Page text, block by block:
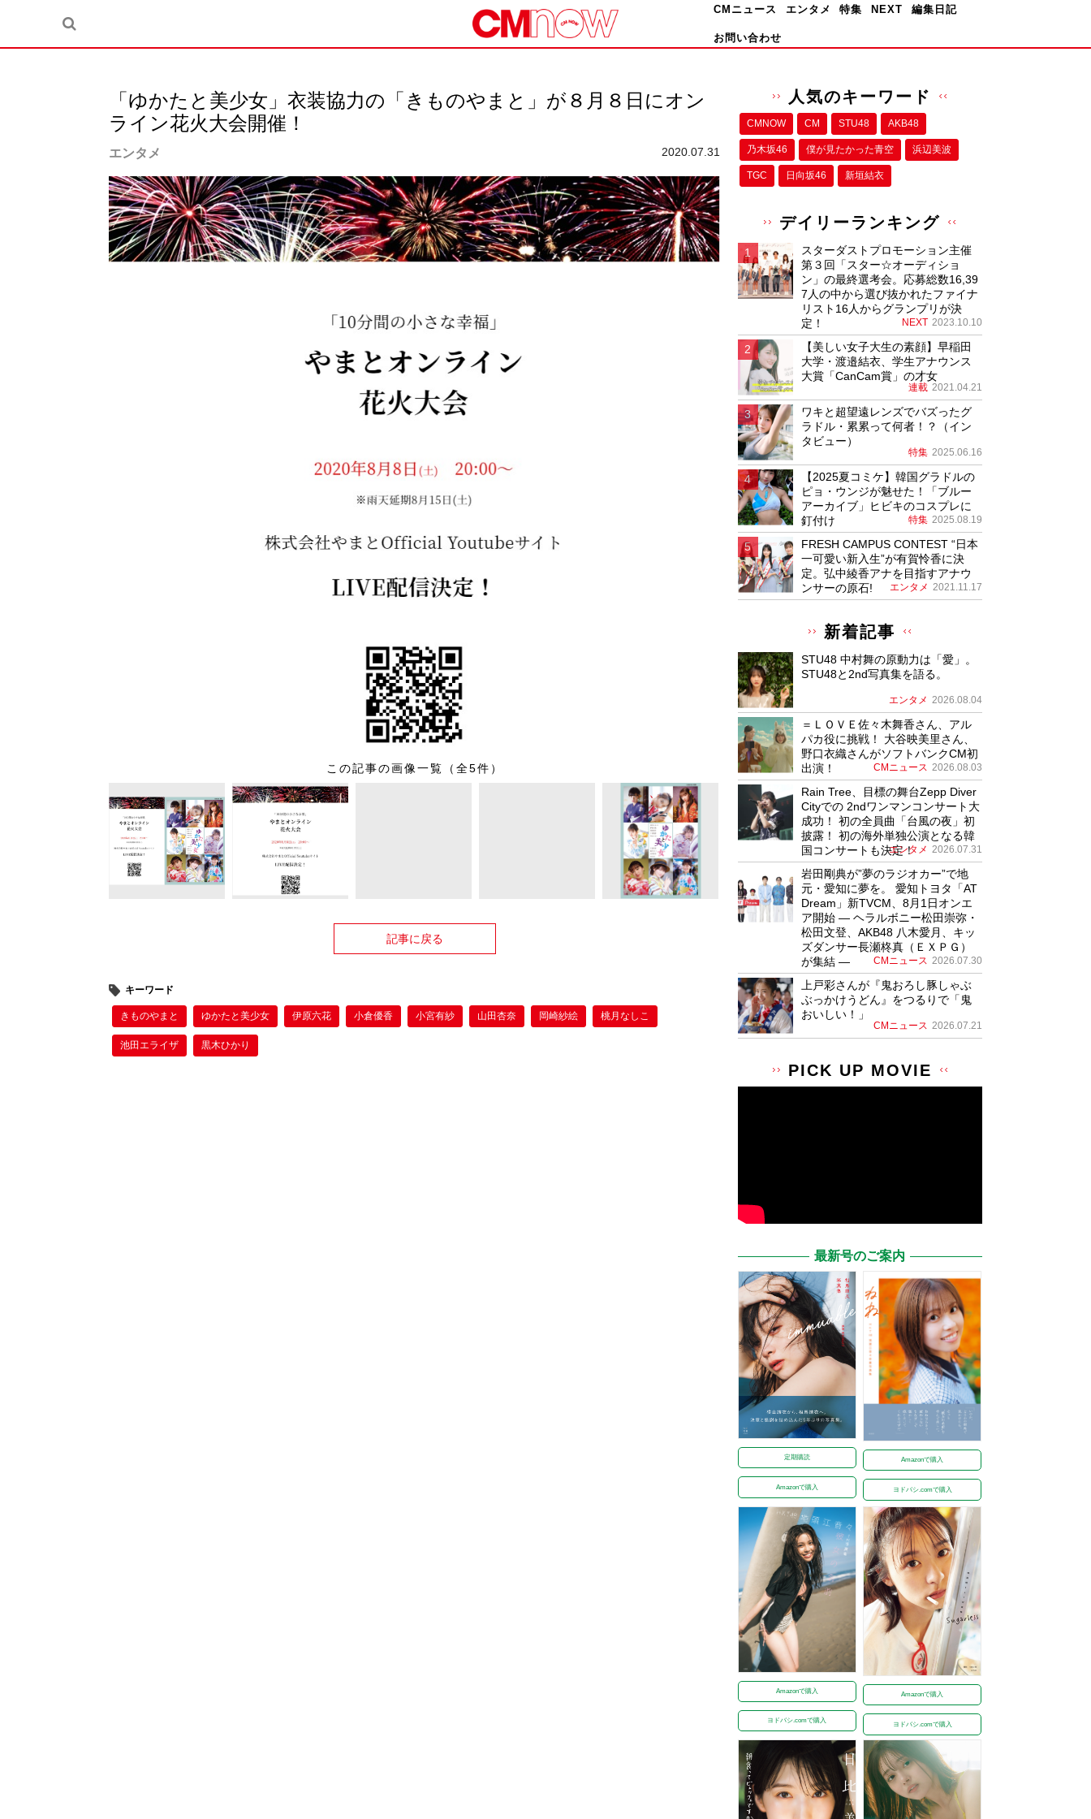
CMニュース エンタメ 特集 NEXT 編集日記
お問い合わせ
「ゆかたと美少女」衣装協力の「きものやまと」が８月８日にオン
ライン花火大会開催！
エンタメ 2020.07.31
この記事の画像一覧（全5件）
記事に戻る
キーワード
きものやまと ゆかたと美少女 伊原六花 小倉優香 小宮有紗 山田杏奈 岡崎紗絵 桃月なしこ
池田エライザ 黒木ひかり
人気のキーワード
CMNOW CM STU48 AKB48
乃木坂46 僕が⾒たかった⻘空 浜辺美波
TGC 日向坂46 新垣結衣
デイリーランキング
スターダストプロモーション主催
第３回「スター☆オーディショ
ン」の最終選考会。応募総数16,39
7人の中から選び抜かれたファイナ
リスト16人からグランプリが決
定！
NEXT 2023.10.10
【美しい女子大生の素顔】早稲田
大学・渡邉結衣、学生アナウンス
大賞「CanCam賞」の才女
連載 2021.04.21
ワキと超望遠レンズでバズったグ
ラドル・累累って何者！？（イン
タビュー）
特集 2025.06.16
【2025夏コミケ】韓国グラドルの
ピョ・ウンジが魅せた！「ブルー
アーカイブ」ヒビキのコスプレに
釘付け
特集 2025.08.19
FRESH CAMPUS CONTEST “日本
一可愛い新入生”が有賀怜香に決
定。弘中綾香アナを目指すアナウ
ンサーの原石!
エンタメ 2021.11.17
新着記事
STU48 中村舞の原動力は「愛」。
STU48と2nd写真集を語る。
エンタメ 2026.08.04
＝ＬＯＶＥ佐々木舞香さん、アル
パカ役に挑戦！ 大谷映美里さん、
野口衣織さんがソフトバンクCM初
出演！
CMニュース 2026.08.03
Rain Tree、目標の舞台Zepp Diver
Cityでの 2ndワンマンコンサート大
成功！ 初の全員曲「台風の夜」初
披露！ 初の海外単独公演となる韓
国コンサートも決定！
エンタメ 2026.07.31
岩田剛典が”夢のラジオカー”で地
元・愛知に夢を。 愛知トヨタ「AT
Dream」新TVCM、8月1日オンエ
ア開始 ― ヘラルボニー松田崇弥・
松田文登、AKB48 八木愛月、キッ
ズダンサー長瀬柊真（ＥＸＰＧ）
が集結 ―
CMニュース 2026.07.30
上戸彩さんが『鬼おろし豚しゃぶ
ぶっかけうどん』をつるりで「鬼
おいしい！」
CMニュース 2026.07.21
PICK UP MOVIE
最新号のご案内
定期購読
Amazonで購入
Amazonで購入
ヨドバシ.comで購入
Amazonで購入
ヨドバシ.comで購入
Amazonで購入
ヨドバシ.comで購入